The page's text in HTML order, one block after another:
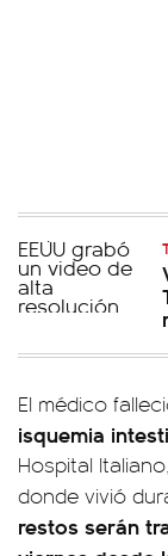
El médico
isquemia
Hospital
donde vivió
restos serán